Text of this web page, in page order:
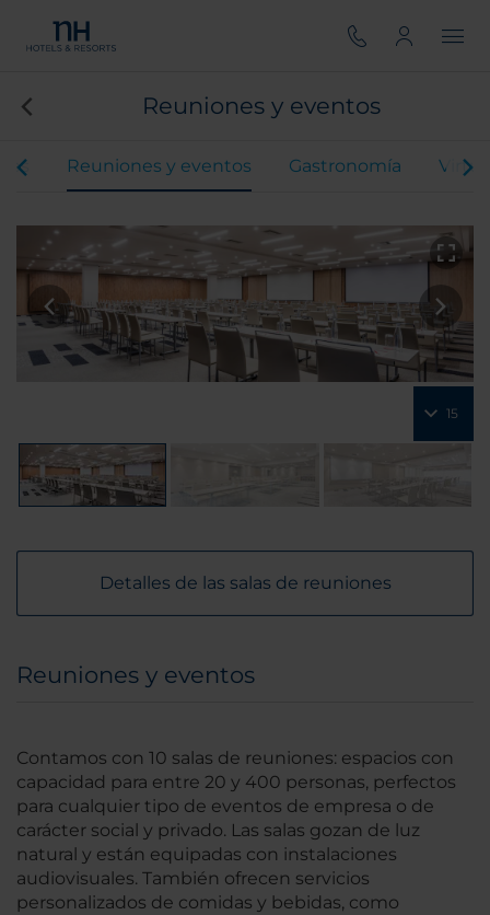
Reuniones y eventos
Reuniones y eventos Gastronomía
15
Detalles de las salas de reuniones
Reuniones y eventos
Contamos con 10 salas de reuniones: espacios con
capacidad para entre 20 y 400 personas, perfectos
para cualquier tipo de eventos de empresa o de
carácter social y privado. Las salas gozan de luz
natural y están equipadas con instalaciones
audiovisuales. También ofrecen servicios
personalizados de comidas y bebidas, como